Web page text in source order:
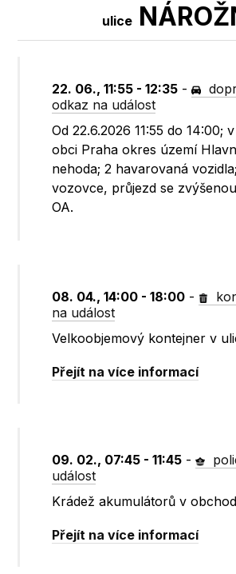
ulice
22. 06., 11:55 - 12:35 -
odkaz na událost
Od 22.6.2026 11:55 do 14:00;
obci Praha okres území
nehoda; 2 havarovaná
vozovce, průjezd se
OA.
08. 04., 14:00 - 18:00 -
na událost
Velkoobjemový kontejner v
Přejít na více informací
09. 02., 07:45 - 11:45 -
událost
Krádež akumulátorů v
Přejít na více informací